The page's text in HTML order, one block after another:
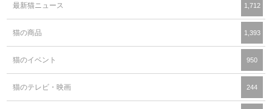
最新猫ニュース 1,712
猫の商品 1,393
猫のイベント 950
猫のテレビ・映画 244